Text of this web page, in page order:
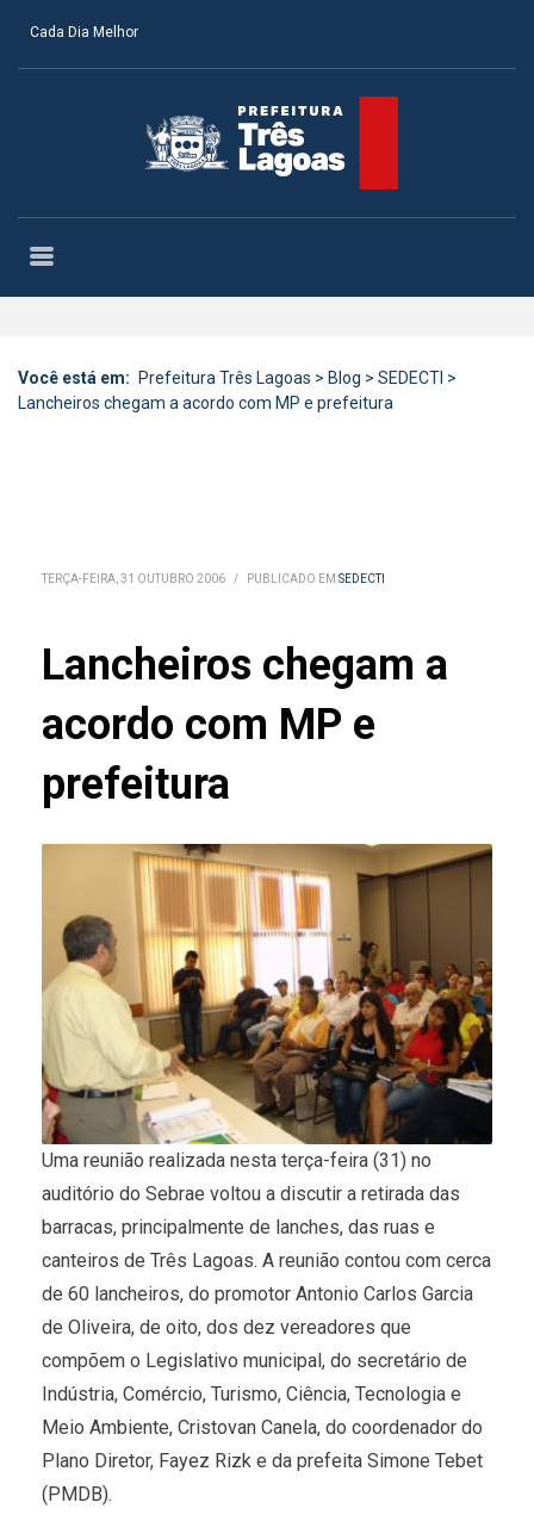
Cada Dia Melhor
Você está em: Prefeitura Três Lagoas > Blog > SEDECTI >
Lancheiros chegam a acordo com MP e prefeitura
TERÇA-FEIRA, 31 OUTUBRO 2006 / PUBLICADO EM SEDECTI
Lancheiros chegam a
acordo com MP e
prefeitura
Uma reunião realizada nesta terça-feira (31) no
auditório do Sebrae voltou a discutir a retirada das
barracas, principalmente de lanches, das ruas e
canteiros de Três Lagoas. A reunião contou com cerca
de 60 lancheiros, do promotor Antonio Carlos Garcia
de Oliveira, de oito, dos dez vereadores que
compõem o Legislativo municipal, do secretário de
Indústria, Comércio, Turismo, Ciência, Tecnologia e
Meio Ambiente, Cristovan Canela, do coordenador do
Plano Diretor, Fayez Rizk e da prefeita Simone Tebet
(PMDB).